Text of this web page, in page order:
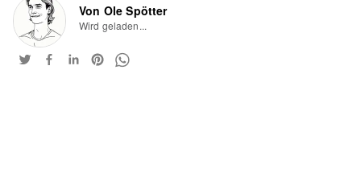
Von Ole Spötter
Wird geladen...